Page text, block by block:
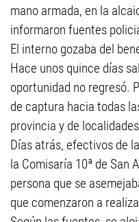
mano armada, en la
informaron fuentes
El interno gozaba del
Hace unos quince días
oportunidad no regresó.
de captura hacia todas
provincia y de
Días atrás, efectivos de
la Comisaría 10ª de San
persona que se
que comenzaron a